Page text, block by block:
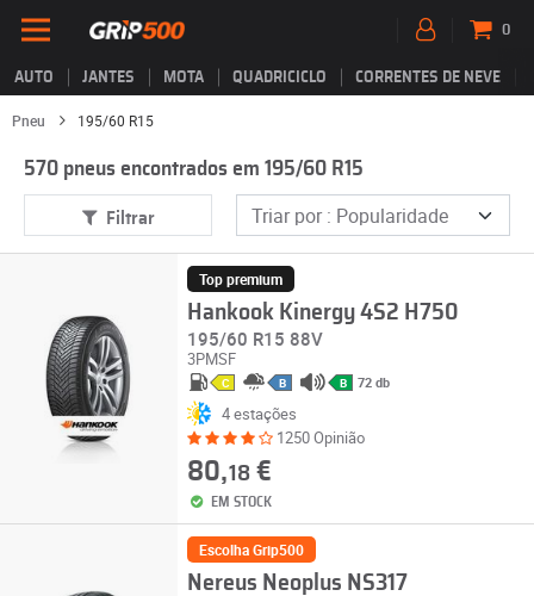
AUTO JANTES MOTA QUADRICICLO CORRENTES DE NEVE
0
Pneu 195/60 R15
570 pneus encontrados em 195/60 R15
Filtrar
Top premium
Hankook Kinergy 4S2 H750
195/60 R15 88V
3PMSF
C B B 72 db
4 estações
1250 Opinião
80,18€
EM STOCK
Escolha Grip500
Nereus Neoplus NS317